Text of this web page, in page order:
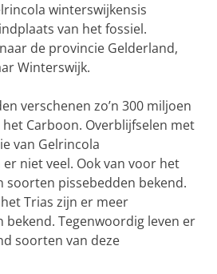
winterswijkensis
van het fossiel.
de provincie Gelderland,
Winterswijk.
verschenen zo’n 300 miljoen
Carboon. Overblijfselen met
van Gelrincola
niet veel. Ook van voor het
soorten pissebedden bekend.
Trias zijn er meer
Tegenwoordig leven er
soorten van deze